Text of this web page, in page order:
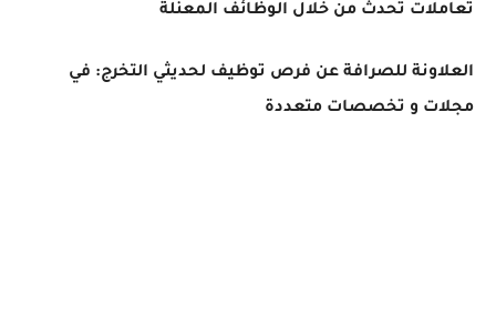
تعاملات تحدث من خلال الوظائف المعنلة
العلاونة للصرافة عن فرص توظيف لحديثي التخرج: في
مجلات و تخصصات متعددة